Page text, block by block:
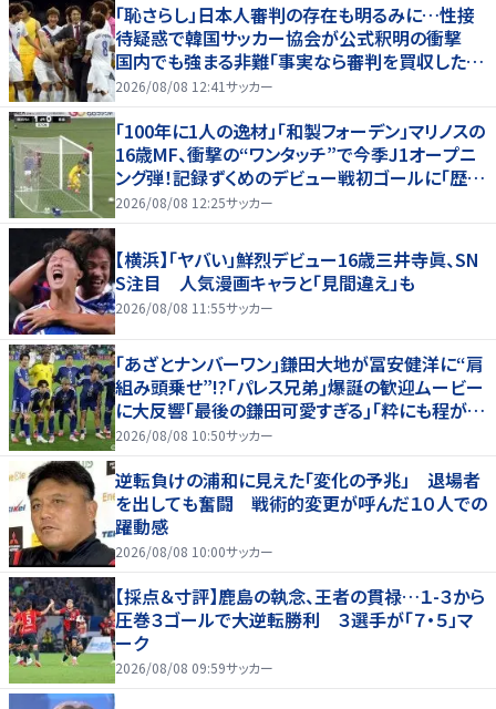
「恥さらし」日本人審判の存在も明るみに…性接
待疑惑で韓国サッカー協会が公式釈明の衝撃
国内でも強まる非難「事実なら審判を買収したこ
とになる」
2026/08/08 12:41サッカー
「100年に1人の逸材」「和製フォーデン」マリノスの
16歳MF、衝撃の“ワンタッチ”で今季J1オープニ
ング弾！記録ずくめのデビュー戦初ゴールに「歴史
を作りよった」
2026/08/08 12:25サッカー
【横浜】「ヤバい」鮮烈デビュー16歳三井寺眞、SN
S注目 人気漫画キャラと「見間違え」も
2026/08/08 11:55サッカー
｢あざとナンバーワン｣鎌田大地が冨安健洋に“肩
組み頭乗せ”!?｢パレス兄弟｣爆誕の歓迎ムービー
に大反響｢最後の鎌田可愛すぎる｣｢粋にも程があ
る！」
2026/08/08 10:50サッカー
逆転負けの浦和に見えた「変化の予兆」 退場者
を出しても奮闘 戦術的変更が呼んだ１０人での
躍動感
2026/08/08 10:00サッカー
【採点＆寸評】鹿島の執念、王者の貫禄…１-３から
圧巻３ゴールで大逆転勝利 ３選手が「７・５」マ
ーク
2026/08/08 09:59サッカー